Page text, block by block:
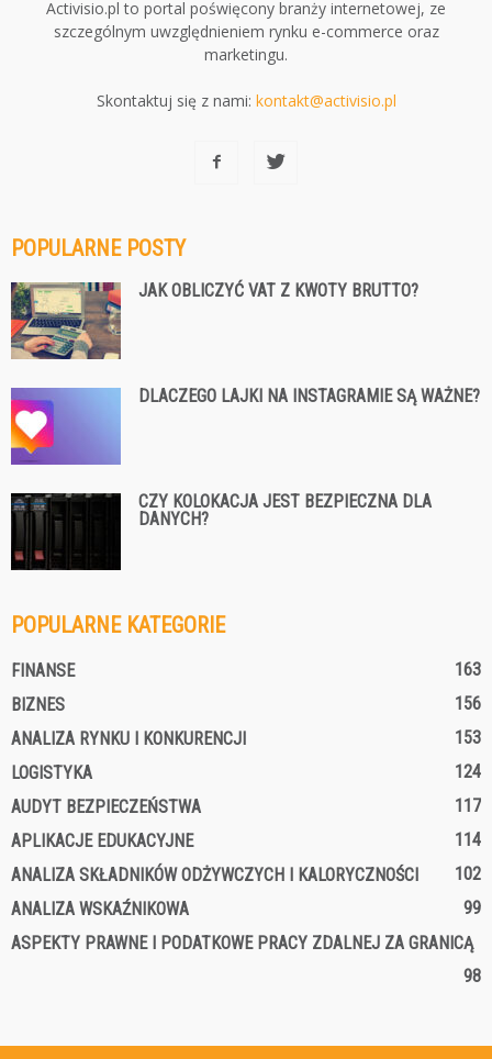
Activisio.pl to portal poświęcony branży internetowej, ze
szczególnym uwzględnieniem rynku e-commerce oraz
marketingu.
Skontaktuj się z nami: kontakt@activisio.pl
POPULARNE POSTY
JAK OBLICZYĆ VAT Z KWOTY BRUTTO?
DLACZEGO LAJKI NA INSTAGRAMIE SĄ WAŻNE?
CZY KOLOKACJA JEST BEZPIECZNA DLA
DANYCH?
POPULARNE KATEGORIE
FINANSE
163
BIZNES
156
ANALIZA RYNKU I KONKURENCJI
153
LOGISTYKA
124
AUDYT BEZPIECZEŃSTWA
117
APLIKACJE EDUKACYJNE
114
ANALIZA SKŁADNIKÓW ODŻYWCZYCH I KALORYCZNOŚCI
102
ANALIZA WSKAŹNIKOWA
99
ASPEKTY PRAWNE I PODATKOWE PRACY ZDALNEJ ZA GRANICĄ
98